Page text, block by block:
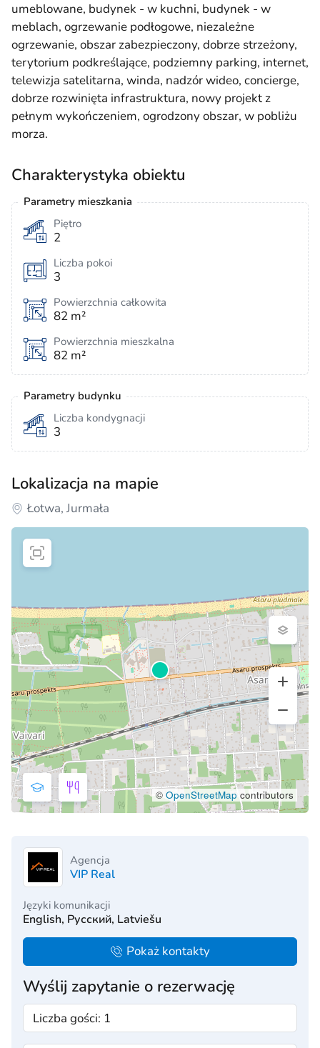
umeblowane, budynek - w kuchni, budynek - w
meblach, ogrzewanie podłogowe, niezależne
ogrzewanie, obszar zabezpieczony, dobrze strzeżony,
terytorium podkreślające, podziemny parking, internet,
telewizja satelitarna, winda, nadzór wideo, concierge,
dobrze rozwinięta infrastruktura, nowy projekt z
pełnym wykończeniem, ogrodzony obszar, w pobliżu
morza.
Charakterystyka obiektu
Parametry mieszkania
Piętro
2
Liczba pokoi
3
Powierzchnia całkowita
82 m²
Powierzchnia mieszkalna
82 m²
Parametry budynku
Liczba kondygnacji
3
Lokalizacja na mapie
Łotwa, Jurmała
© OpenStreetMap contributors
Agencja
VIP Real
Języki komunikacji
English, Русский, Latviešu
Pokaż kontakty
Wyślij zapytanie o rezerwację